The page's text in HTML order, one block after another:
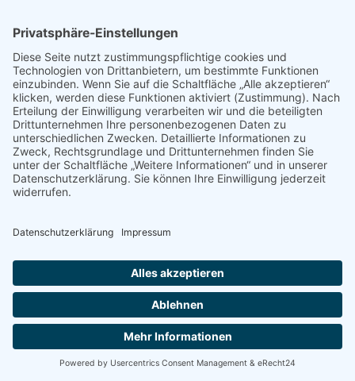
Prüfung ergeben, dass ein unzulässiger Inhalt nicht
ausgeschlossen werden kann, kann der Auftragnehmer
diesen nach eigenem Ermessen vorläufig sperren oder
andere, der Gefährdungslage angemessene Maßnahmen
bis hin zur Löschung des Inhalts treffen. Der
Auftragnehmer wird den Kunden zur Stellungnahme
auffordern und ihm hierfür eine angemessene Frist
einräumen.
keine Stellungnahme abgegeben hat, wird der
Auftragnehmer eine endgültige Entscheidung darüber
treffen, wie mit dem betroffenen Inhalt umzugehen ist.
Hierbei kommen insbesondere folgende Maßnahmen in
Betracht: Verwarnung; unbefristete Sperrung oder